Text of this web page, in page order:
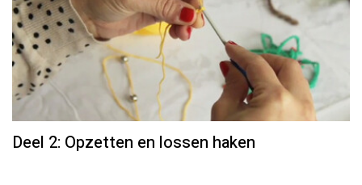
Deel 2: Opzetten en lossen haken